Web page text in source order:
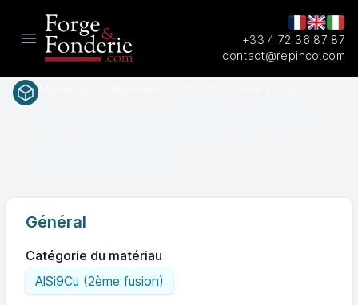
Open main menu
+33 4 72 36 87 87
contact@repinco.com
Général
Catégorie du matériau
AlSi9Cu (2ème fusion)